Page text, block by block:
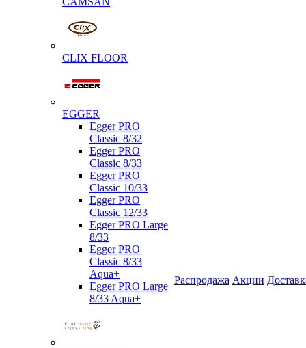
CLIX FLOOR
EGGER
Egger PRO
Classic 8/32
Egger PRO
Classic 8/33
Egger PRO
Classic 10/33
Egger PRO
Classic 12/33
Egger PRO Large
8/33
Egger PRO
Classic 8/33
Aqua+
Egger PRO Large
8/33 Aqua+
Распродажа Акции